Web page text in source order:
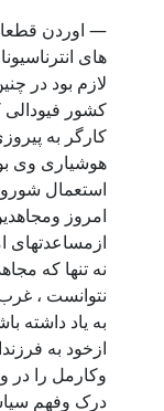
— اوردن
های
لازم بود در
کشور
کارگر به
هوشیاری وی
استعمال
امروز
ازمساعدتهای
نه تنها که
نتوانست ، غرب
به یاد داشته
ازخود به
وکارمل را در
درک وفهم